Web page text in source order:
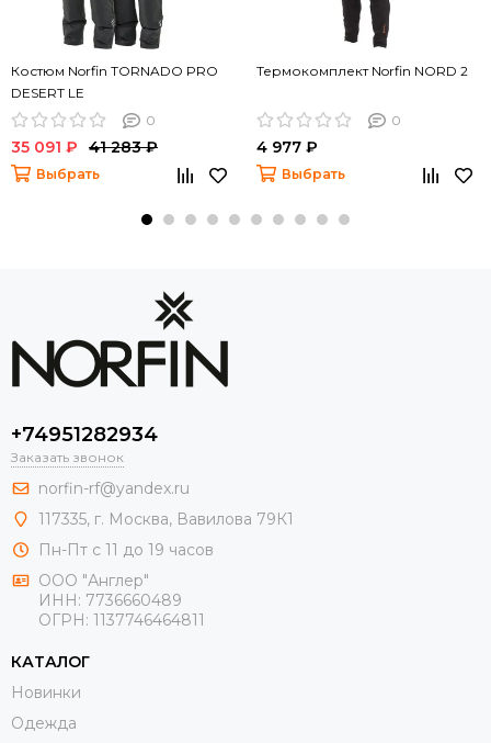
Костюм Norfin TORNADO PRO
DESERT LE
0
35 091 ₽ 41 283 ₽
Выбрать
Термокомплект Norfin NORD 2
0
4 977 ₽
Выбрать
+74951282934
Заказать звонок
norfin-rf@yandex.ru
117335, г. Москва, Вавилова 79К1
Пн-Пт с 11 до 19 часов
ООО "Англер"
ИНН: 7736660489
ОГРН: 1137746464811
КАТАЛОГ
Новинки
Одежда